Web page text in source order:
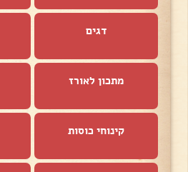
דגים
מתכון לאורז
קינוחי כוסות